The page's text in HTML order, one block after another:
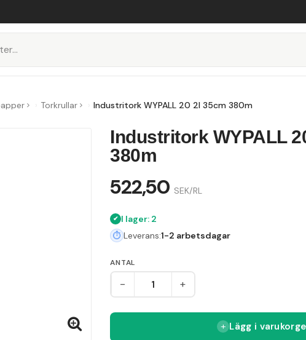
Torkrullar Industritork WYPALL 20 2l 35cm 380m
Industritork WYPALL
380m
522,50 SEK/RL
I lager: 2
Leverans:1-2 arbetsdagar
ANTAL
- +
Lägg i